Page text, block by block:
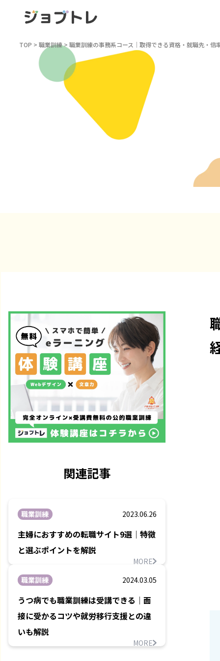
TOP > 職業訓練> 職業訓練の事務系コース｜取得できる資格・就職先・倍
関連記事
職業訓練 2023.06.26
主婦におすすめの転職サイト9選｜特徴
と選ぶポイントを解説
MORE
職業訓練
2024.03.05
うつ病でも職業訓練は受講できる｜面
接に受かるコツや就労移行支援との違
いも解説
MORE